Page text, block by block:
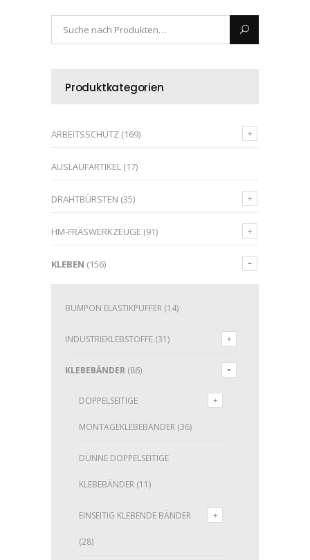
Produktkategorien
ARBEITSSCHUTZ (169)
AUSLAUFARTIKEL (17)
DRAHTBÜRSTEN (35)
HM-FRÄSWERKZEUGE (91)
KLEBEN (156)
BUMPON ELASTIKPUFFER (14)
INDUSTRIEKLEBSTOFFE (31)
KLEBEBÄNDER (86)
DOPPELSEITIGE
MONTAGEKLEBEBÄNDER (36)
DÜNNE DOPPELSEITIGE
KLEBEBÄNDER (11)
EINSEITIG KLEBENDE BÄNDER
(28)